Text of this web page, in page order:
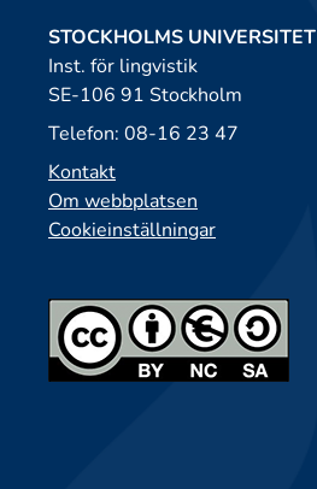
STOCKHOLMS UNIVERSITET
Inst. för lingvistik
SE-106 91 Stockholm
Telefon: 08-16 23 47
Kontakt
Om webbplatsen
Cookieinställningar